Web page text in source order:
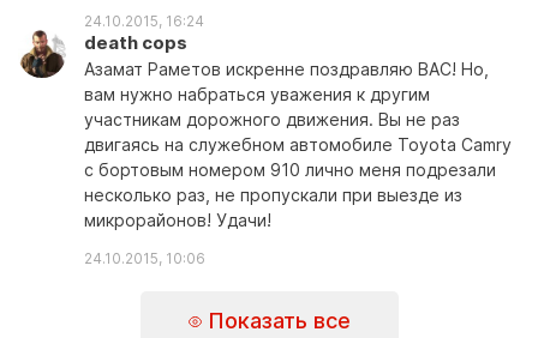
24.10.2015, 16:24
death cops
Азамат Раметов искренне поздравляю ВАС! Но,
вам нужно набраться уважения к другим
участникам дорожного движения. Вы не раз
двигаясь на служебном автомобиле Toyota Camry
с бортовым номером 910 лично меня подрезали
несколько раз, не пропускали при выезде из
микрорайонов! Удачи!
24.10.2015, 10:06
Показать все